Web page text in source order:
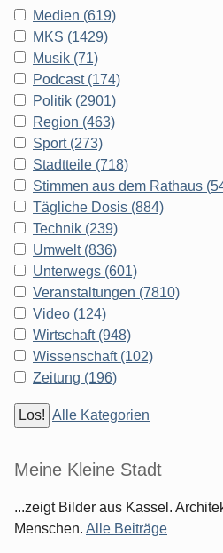
Medien (619)
MKS (1429)
Musik (71)
Podcast (174)
Politik (2901)
Region (463)
Sport (273)
Stadtteile (718)
Stimmen aus dem Rathaus
Tägliche Dosis (884)
Technik (239)
Umwelt (836)
Unterwegs (601)
Veranstaltungen (7810)
Video (124)
Wirtschaft (948)
Wissenschaft (102)
Zeitung (196)
Alle Kategorien
Meine Kleine Stadt
...zeigt Bilder aus Kassel.
Menschen. Alle Beiträge